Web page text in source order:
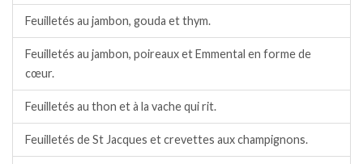
Feuilletés au jambon, gouda et thym.
Feuilletés au jambon, poireaux et Emmental en forme de
cœur.
Feuilletés au thon et à la vache qui rit.
Feuilletés de St Jacques et crevettes aux champignons.